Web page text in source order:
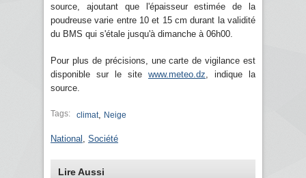
source, ajoutant que l'épaisseur estimée de la
poudreuse varie entre 10 et 15 cm durant la validité
du BMS qui s'étale jusqu'à dimanche à 06h00.
Pour plus de précisions, une carte de vigilance est
disponible sur le site www.meteo.dz , indique la
source.
Tags: climat, Neige
National Société
Lire Aussi